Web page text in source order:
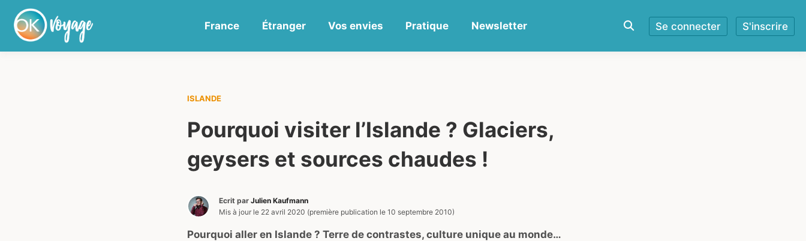
France Étranger Vos envies Pratique Newsletter Se connecter S'inscrire
ISLANDE
Pourquoi visiter l’Islande ? Glaciers,
geysers et sources chaudes !
Ecrit par Julien Kaufmann
Mis à jour le 22 avril 2020 (première publication le 10 septembre 2010)
Pourquoi aller en Islande ? Terre de contrastes, culture unique au monde…